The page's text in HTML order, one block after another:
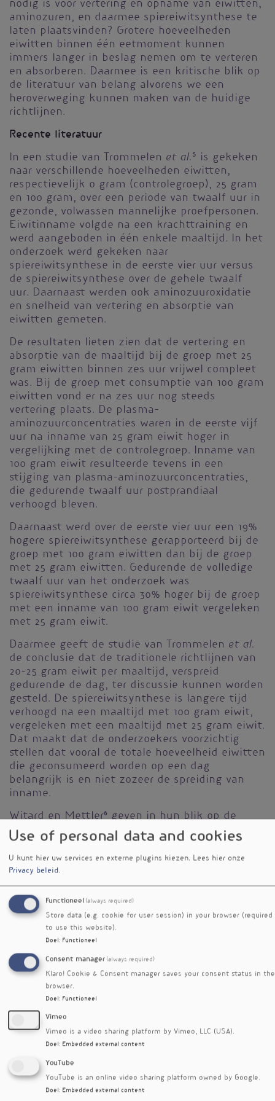
nodig is voor vertering en opname van eiwitten,
aminozuren, en daarmee spiereiwitsynthese te
laten plaatsvinden? Grotere hoeveelheden
eiwitten binnen één eetmoment kunnen
immers langer in beslag nemen om te verteren
en absorberen. Daarmee is een kritische blik op
de literatuur van belang alvorens we een
heroverweging kunnen maken van de huidige
richtlijnen.
Recente literatuur
In een studie van Trommelen et al.5 is gekeken
naar verschillende hoeveelheden eiwitten,
respectievelijk 0 gram (controlegroep), 25 gram
en 100 gram, over een periode van twaalf uur in
gezonde, volwassen mannelijke proefpersonen.
Eiwitinname volgde na een krachttraining en
werd aangeboden in één enkele maaltijd. In het
onderzoek werd gekeken naar
spiereiwitsynthese in de eerste vier uur versus
de spiereiwitsynthese over de gehele twaalf
uur. Daarnaast werden ook aminozuuroxidatie
en snelheid van vertering en absorptie van
eiwitten gemeten.
De resultaten lieten zien dat de vertering en
absorptie van de maaltijd bij de groep met 25
gram eiwitten binnen zes uur vrijwel compleet
was. Bij de groep met consumptie van 100 gram
eiwitten vond er na zes uur nog steeds
vertering plaats. De plasma-
aminozuurconcentraties waren in de eerste vijf
uur na inname van 25 gram eiwit hoger in
vergelijking met de controlegroep. Inname van
100 gram eiwit resulteerde tevens in een
stijging van plasma-aminozuurconcentraties,
die gedurende twaalf uur postprandiaal
verhoogd bleven.
Daarnaast werd over de eerste vier uur een 19%
hogere spiereiwitsynthese gerapporteerd bij de
groep met 100 gram eiwitten dan bij de groep
met 25 gram eiwitten. Gedurende de volledige
twaalf uur van het onderzoek was
spiereiwitsynthese circa 30% hoger bij de groep
met een inname van 100 gram eiwit vergeleken
met 25 gram eiwit.
Daarmee geeft de studie van Trommelen et al.
de conclusie dat de traditionele richtlijnen van
20-25 gram eiwit per maaltijd, verspreid
gedurende de dag, ter discussie kunnen worden
gesteld. De spiereiwitsynthese is langere tijd
verhoogd na een maaltijd met 100 gram eiwit,
vergeleken met een maaltijd met 25 gram eiwit.
Dat maakt dat de onderzoekers voorzichtig
stellen dat vooral de totale hoeveelheid eiwitten
die geconsumeerd worden op een dag
belangrijk is en niet zozeer de spreiding van
inname.
Witard en Mettler6 geven in hun blik op de
studie van Trommelen et al.
verschillende
argumenten die in overweging zouden moeten
worden genomen alvorens nieuwe richtlijnen te
ontwikkelen rondom eiwitconsumptie voor
sporters.
Zo geven zij aan dat de studie van Trommelen
et al.
niet ontworpen is om het effect van
eiwitverdeling op spiereiwitsynthese goed te
van 25 gram eiwit versus 100 gram eiwit en een
controlegroep. Ze geven aan dat er niet is
gekeken naar een experimentele groep met een
verdeling van vier eetmomenten met elk 25
gram eiwit, ingenomen met intervallen van drie
uur. Een volledige vergelijking met een meer
frequente inname van eiwitten kan hiermee
mogelijk verschil zit in spiereiwitsynthese
tussen een eerste, tweede, derde of vierde
maaltijdrespons.
Use of personal data and cookies
U kunt hier uw services en externe plugins kiezen. Lees hier onze
Privacy beleid.
Functioneel (always required)
Store data (e.g. cookie for user session) in your browser (required
to use this website).
Doel : Functioneel
Consent manager (always required)
Klaro! Cookie & Consent manager saves your consent status in the
browser.
Doel : Functioneel
Vimeo
Vimeo is a video sharing platform by Vimeo, LLC (USA).
Doel : Embedded external content
YouTube
YouTube is an online video sharing platform owned by Google.
Doel : Embedded external content